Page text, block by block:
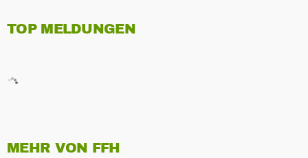
TOP MELDUNGEN
MEHR VON FFH